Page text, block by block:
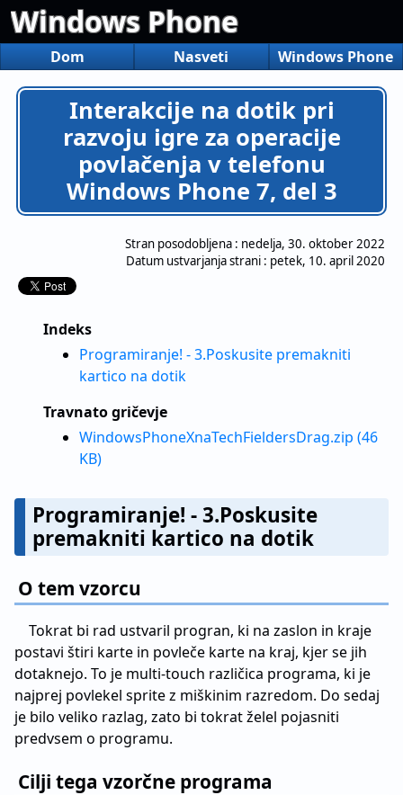
Windows Phone
Dom Nasveti Windows Phone
Interakcije na dotik pri
razvoju igre za operacije
povlačenja v telefonu
Windows Phone 7, del 3
Stran posodobljena : nedelja, 30. oktober 2022
Datum ustvarjanja strani : petek, 10. april 2020
Indeks
Programiranje! - 3.Poskusite premakniti
kartico na dotik
Travnato gričevje
WindowsPhoneXnaTechFieldersDrag.zip (46
KB)
Programiranje! - 3.Poskusite
premakniti kartico na dotik
O tem vzorcu
Tokrat bi rad ustvaril progran, ki na zaslon in kraje
postavi štiri karte in povleče karte na kraj, kjer se jih
dotaknejo. To je multi-touch različica programa, ki je
najprej povlekel sprite z miškinim razredom. Do sedaj
je bilo veliko razlag, zato bi tokrat želel pojasniti
predvsem o programu.
Cilji tega vzorčne programa